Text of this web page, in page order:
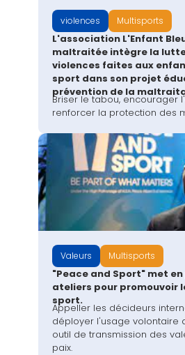
violences Multisports
L'association L'Enfant
maltraitée intègre la
violences faites aux
sport dans son projet
prévention de la
Briser le tabou, encourager
renforcer la protection des
Valeurs Multisports
"Peace and Sport" met
ateliers pour promouvoir
sport.
Appeller les décideurs
déployer l'usage volontaire
outil de transmission des
paix.